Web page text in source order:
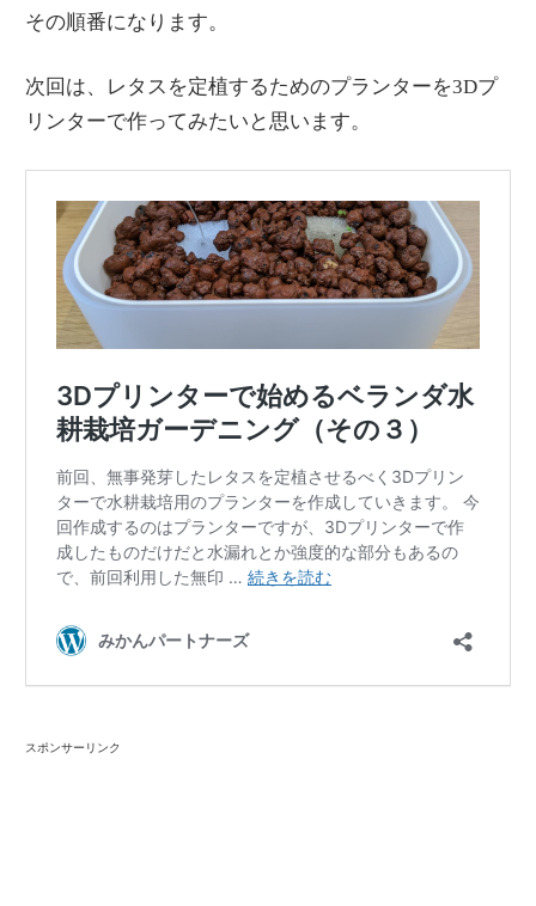
その順番になります。
次回は、レタスを定植するためのプランターを3Dプ
リンターで作ってみたいと思います。
スポンサーリンク